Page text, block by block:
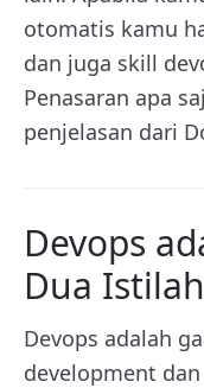
otomatis kamu
dan juga skill
Penasaran apa
penjelasan dari
Devops
Dua Istilah
Devops adalah
development